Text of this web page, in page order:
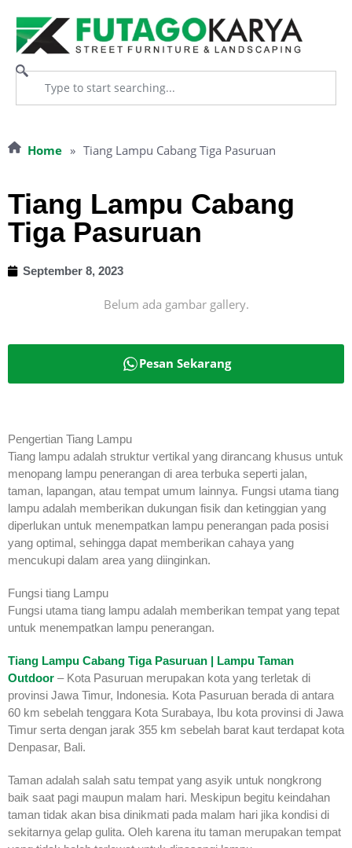
Home » Tiang Lampu Cabang Tiga Pasuruan
Tiang Lampu Cabang
Tiga Pasuruan
September 8, 2023
Belum ada gambar gallery.
Pesan Sekarang
Pengertian Tiang Lampu
Tiang lampu adalah struktur vertikal yang dirancang khusus untuk
menopang lampu penerangan di area terbuka seperti jalan,
taman, lapangan, atau tempat umum lainnya. Fungsi utama tiang
lampu adalah memberikan dukungan fisik dan ketinggian yang
diperlukan untuk menempatkan lampu penerangan pada posisi
yang optimal, sehingga dapat memberikan cahaya yang
mencukupi dalam area yang diinginkan.
Fungsi tiang Lampu
Fungsi utama tiang lampu adalah memberikan tempat yang tepat
untuk menempatkan lampu penerangan.
Tiang Lampu Cabang Tiga Pasuruan | Lampu Taman
Outdoor – Kota Pasuruan merupakan kota yang terletak di
provinsi Jawa Timur, Indonesia. Kota Pasuruan berada di antara
60 km sebelah tenggara Kota Surabaya, Ibu kota provinsi di Jawa
Timur serta dengan jarak 355 km sebelah barat kaut terdapat kota
Denpasar, Bali.
Taman adalah salah satu tempat yang asyik untuk nongkrong
baik saat pagi maupun malam hari. Meskipun begitu keindahan
taman tidak akan bisa dinikmati pada malam hari jika kondisi di
sekitarnya gelap gulita. Oleh karena itu taman merupakan tempat